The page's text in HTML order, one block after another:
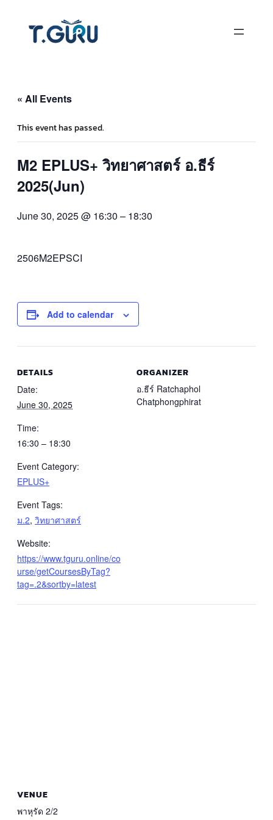
« All Events
This event has passed.
M2 EPLUS+ วิทยาศาสตร์ อ.ธีร์
2025(Jun)
June 30, 2025 @ 16:30 – 18:30
2506M2EPSCI
Add to calendar
DETAILS
Date:
June 30, 2025
Time:
16:30 – 18:30
Event Category:
EPLUS+
Event Tags:
ม.2, วิทยาศาสตร์
Website:
https://www.tguru.online/co
urse/getCoursesByTag?
tag=.2&sortby=latest
ORGANIZER
อ.ธีร์ Ratchaphol
Chatphongphirat
VENUE
พาหุรัด 2/2